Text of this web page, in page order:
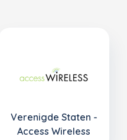
Verenigde Staten -
Access Wireless